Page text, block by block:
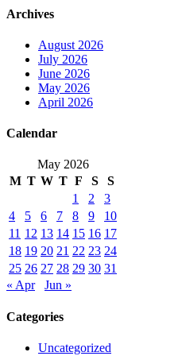
Archives
August 2026
July 2026
June 2026
May 2026
April 2026
Calendar
May 2026
M T W T F S
S
1
2
3
4
5 6 7 8 9
10
11 12 13 14 15 16 17
18 19 20 21 22 23 24
25 26 27 28 29 30 31
« Apr
Jun »
Categories
Uncategorized